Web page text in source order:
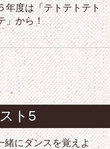
年度は「テトテトテト
」から！
ト5
緒にダンスを覚えよ